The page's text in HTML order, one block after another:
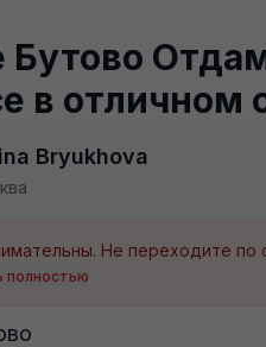
в отличном
Bryukhova
полностью